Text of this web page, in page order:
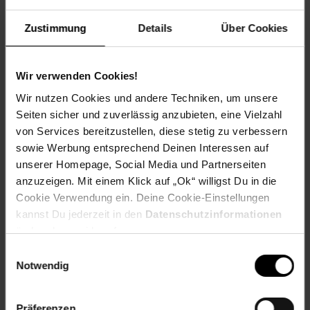
Zustimmung Details Über Cookies
Wir verwenden Cookies!
Wir nutzen Cookies und andere Techniken, um unsere
Seiten sicher und zuverlässig anzubieten, eine Vielzahl
von Services bereitzustellen, diese stetig zu verbessern
sowie Werbung entsprechend Deinen Interessen auf
unserer Homepage, Social Media und Partnerseiten
anzuzeigen. Mit einem Klick auf „Ok“ willigst Du in die
Cookie Verwendung ein. Deine Cookie-Einstellungen
kannst Du jederzeit in den Datenschutzinformationen
ändern bzw. widerrufen.
Notwendig
als Spendenpartner teil und freuen sich über deine
Unterstützung.
Spende für einen Verein in deiner Region, indem du an der
Pfand am Pfandautomaten spendest.
Welchen Verein du in deiner Region unterstützen kannst
findest du hier heraus:
Zurück zu Vereinsspende
Weinwelt